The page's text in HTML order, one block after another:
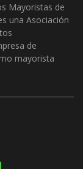
Mayoristas de
una Asociación
de
mayorista